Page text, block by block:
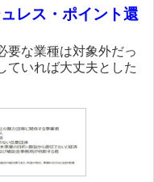
レス・ポイント還
要な業種は対象外だっ
ていれば大丈夫とした